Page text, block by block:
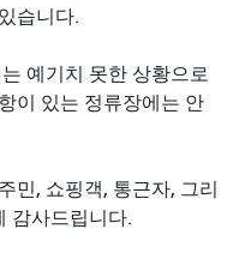
습니다.
예기치 못한 상황으로
이 있는 정류장에는 안
민, 쇼핑객, 통근자, 그리
감사드립니다.